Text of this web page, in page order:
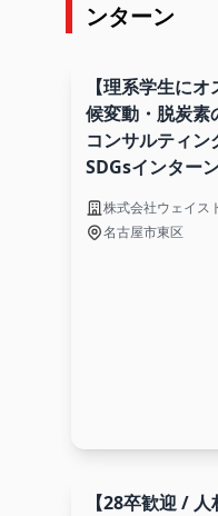
ンターン
【理系学生に
候変動・脱炭素
コンサルティ
SDGsインター
株式会社ウェイス
名古屋市東区
【28卒歓迎 /